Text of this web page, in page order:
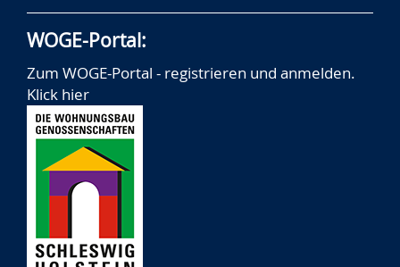
WOGE-Portal:
Zum WOGE-Portal - registrieren und anmelden.
Klick hier